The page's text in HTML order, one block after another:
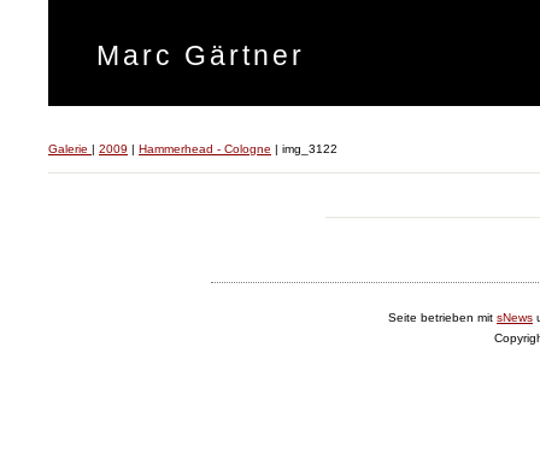
Marc Gärtner
Galerie | 2009 | Hammerhead - Cologne | img_3122
Seite betrieben mit sNews